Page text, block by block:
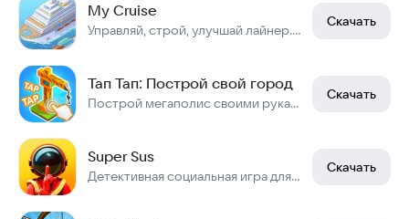
My Cruise
Управляй, строй, улучшай лайнер. Сделай самый роскошный круиз
Скачать
Тап Тап: Построй свой город
Построй мегаполис своими руками!
Скачать
Super Sus
Детективная социальная игра для компании.
Скачать